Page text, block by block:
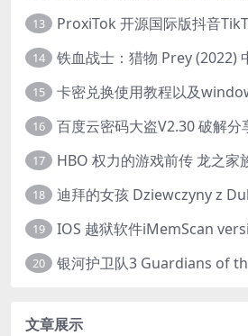
13
14 铁血战士：猎物 Prey (2022)
15 卡密兑换使用教程以及
16 百度云密码大盗V2.30 破解分
17
18
19
20
文章展示